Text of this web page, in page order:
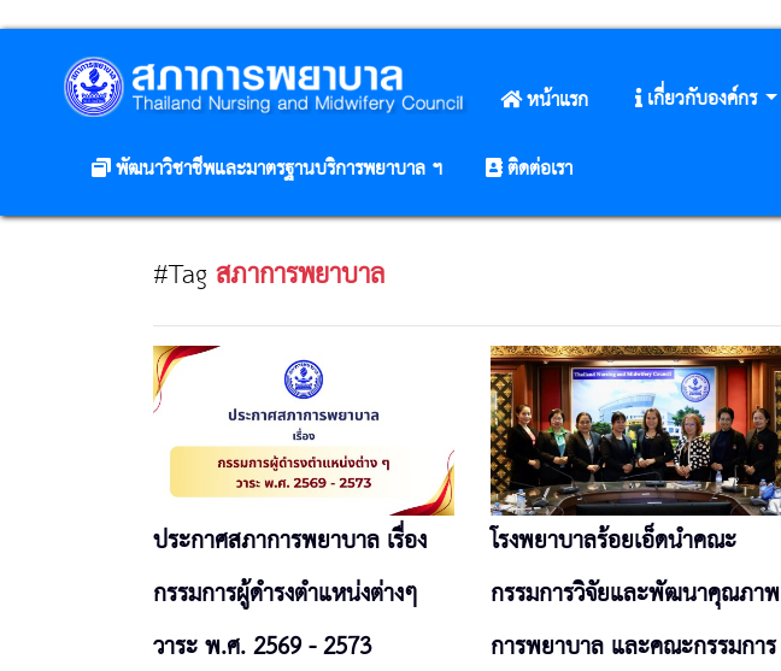
หน้าแรก เกี่ยวกับองค์กร
พัฒนาวิชาชีพและมาตรฐานบริการพยาบาล ฯ
ติดต่อเรา
#Tagสภาการพยาบาล
ประกาศสภาการพยาบาล เรื่อง
กรรมการผู้ดำรงตำแหน่งต่างๆ
วาระ พ.ศ. 2569 - 2573
โรงพยาบาลร้อยเอ็ดนำคณะ
กรรมการวิจัยและพัฒนาคุณภาพ
การพยาบาล และคณะกรรมการ